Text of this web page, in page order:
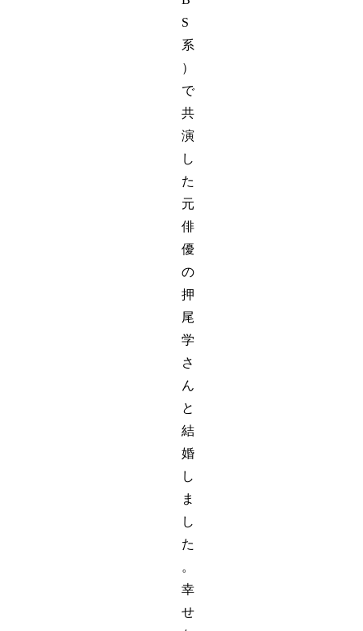
S
系
）
で
共
演
し
た
元
俳
優
の
押
尾
学
さ
ん
と
結
婚
し
ま
し
た
。
幸
せ